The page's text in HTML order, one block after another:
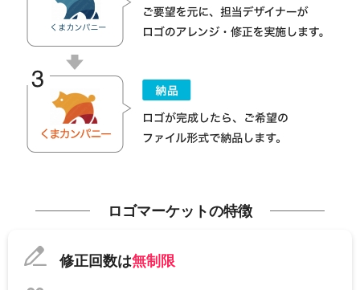
ロゴマーケットの特徴
修正回数は無制限